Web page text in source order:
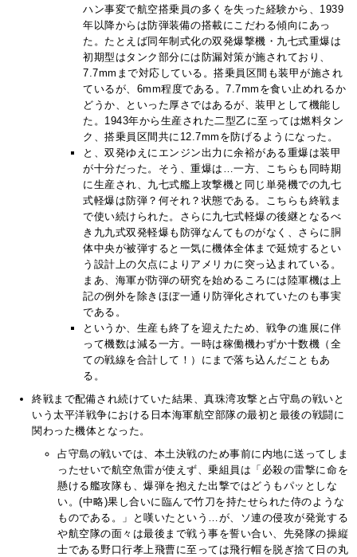
ハン事変で航空搭乗員の多くを失った経験から、1939
年以降からは防弾装備の搭載にこだわる傾向にあっ
た。たとえば同年制式化の双発爆撃機・九七式重爆は
初期型はタンク部分には防漏対策が施されており、
7.7mmまで対応している。搭乗員区間も装甲が施され
ているが、6mm程度である。7.7mmを食い止めれるか
どうか、といった厚さではあるが、装甲として機能し
た。1943年から生産された二型乙に至っては燃料タン
ク、搭乗員区間共に12.7mmを防げるようになった。
と、双発ゆえにエンジン出力に余裕がある重爆は装甲
が十分だった。そう、重爆は…一方、こちらも同時期
に生産され、九七式艦上攻撃機と同じ単発機での九七
式軽爆は防弾？何それ？状態である。こちらも終戦ま
で使い続けられた。さらに九七式軽爆の後継となるべ
き九九式双発軽爆も防弾なんてものがなく、さらに胴
体中央が被弾すると一気に機体全体まで延焼するとい
う設計上の欠点によりアメリカに突っ込まれている。
まあ、海軍が防弾の研究を始めるころには陸軍機は上
記の例外を除きほぼ一通り防弾化されていたのも事実
である。
というか、生産も終了を迎えたため、戦争の進展に伴
って機数は減る一方。一時は稼働機わずか十数機（全
ての戦線を合計して！）にまで落ち込んだこともあ
る。
終戦まで配備され続けていた結果、真珠湾攻撃と占守島の戦いと
いう太平洋戦争における日本海軍航空部隊の最初と最後の戦闘に
関わった機体となった。
占守島の戦いでは、本土決戦のため事前に内地に送ってしま
ったせいで航空魚雷が使えず、乗組員は「必殺の雷撃に命を
懸ける艦攻隊も、爆弾を抱えた出撃ではどうもパッとしな
い。(中略)果し合いに臨んで竹刀を持たせられた侍のような
ものである。」と嘆いたという…が、ソ連の侵攻が発覚する
や航空隊の面々は最後まで戦う事を誓い合い、先発隊の操縦
士である野口行孝上飛曹に至っては飛行帽を脱ぎ捨て日の丸